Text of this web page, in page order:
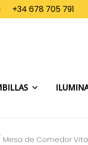
+34 678 705 791
Mesa de Comedor Vita